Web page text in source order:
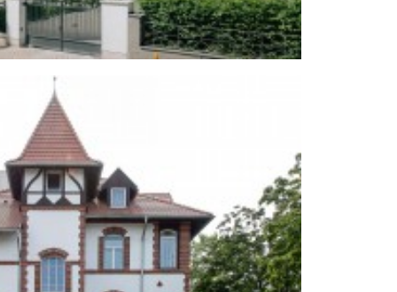
denkmalgeschützten Ensembles in
Berlin-Wilmersdorf